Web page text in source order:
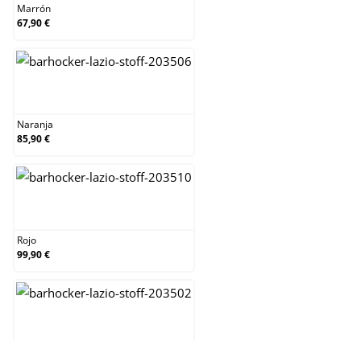
Marrón
67,90 €
Naranja
85,90 €
Rojo
99,90 €